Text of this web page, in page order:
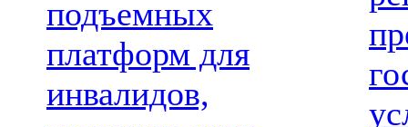
подъемных
платформ для
инвалидов,